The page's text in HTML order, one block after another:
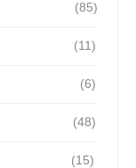
(85)
(11)
(6)
(48)
(15)